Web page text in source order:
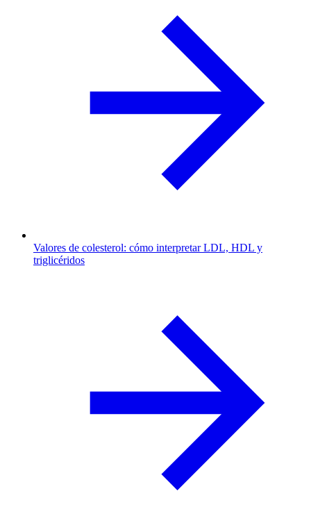
Valores de colesterol: cómo interpretar LDL, HDL y
triglicéridos